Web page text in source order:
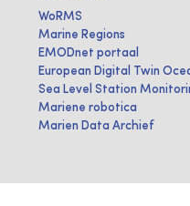
WoRMS
Marine Regions
EMODnet portaal
European Digital Twin
Sea Level Station
Mariene robotica
Marien Data Archief